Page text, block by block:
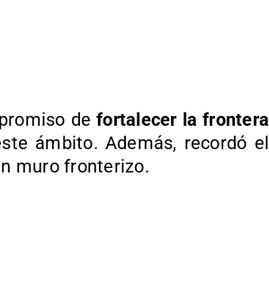
de fortalecer la frontera
ámbito. Además, recordó el
muro fronterizo.